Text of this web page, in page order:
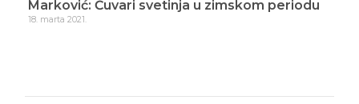
Marković: Čuvari svetinja u zimskom periodu
18. marta 2021.